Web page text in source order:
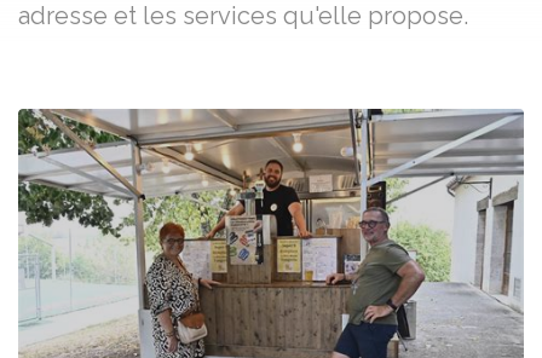
adresse et les services qu'elle propose.